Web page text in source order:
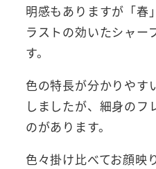
明感もありますが「春
ラストの効いたシャー
す。
色の特長が分かりやす
しましたが、細身のフ
のがあります。
色々掛け比べてお顔映